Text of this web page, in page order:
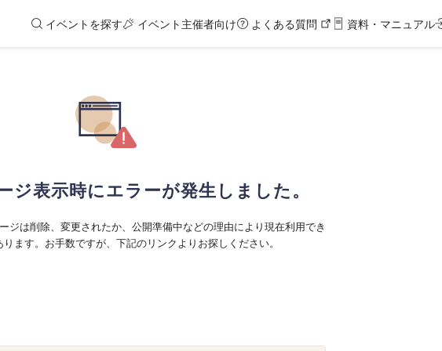
イベントを探す イベント主催者向け よくある質問 資料・マニュアル
ジ表示時にエラーが発生しました。
ジは削除、変更されたか、公開準備中などの理由により現在利用でき
ます。お手数ですが、下記のリンクよりお探しください。